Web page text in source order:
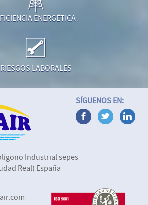
ENERGÉTICA
RIESGOS LABORALES
Industrial sepes
Real) España
SÍGUENOS EN: